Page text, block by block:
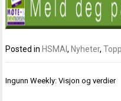
Posted in HSMAI, Nyheter,
Innleggsnavigasjon
Ingunn Weekly: Visjon og verdier